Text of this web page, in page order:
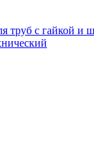
труб с гайкой и